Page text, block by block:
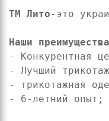
ТМ Лито-это
Наши
- Конкурентная
- Лучший
- трикотажная
- 6-летний опыт;